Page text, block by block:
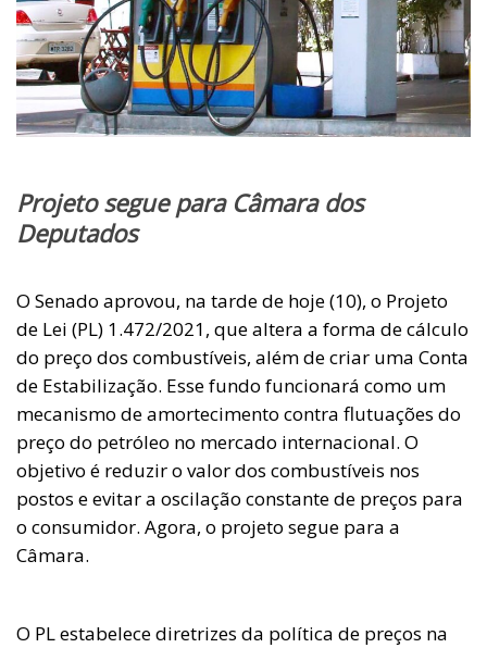
Projeto segue para Câmara dos
Deputados
O Senado aprovou, na tarde de hoje (10), o Projeto
de Lei (PL) 1.472/2021, que altera a forma de cálculo
do preço dos combustíveis, além de criar uma Conta
de Estabilização. Esse fundo funcionará como um
mecanismo de amortecimento contra flutuações do
preço do petróleo no mercado internacional. O
objetivo é reduzir o valor dos combustíveis nos
postos e evitar a oscilação constante de preços para
o consumidor. Agora, o projeto segue para a
Câmara.
O PL estabelece diretrizes da política de preços na